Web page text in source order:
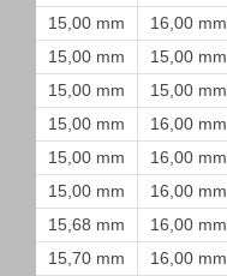
15,00 mm
16,00 mm
15,00 mm
15,00 mm
15,00 mm
15,00 mm
15,00 mm
16,00 mm
15,00 mm
16,00 mm
15,00 mm
16,00 mm
15,68 mm
16,00 mm
15,70 mm
16,00 mm